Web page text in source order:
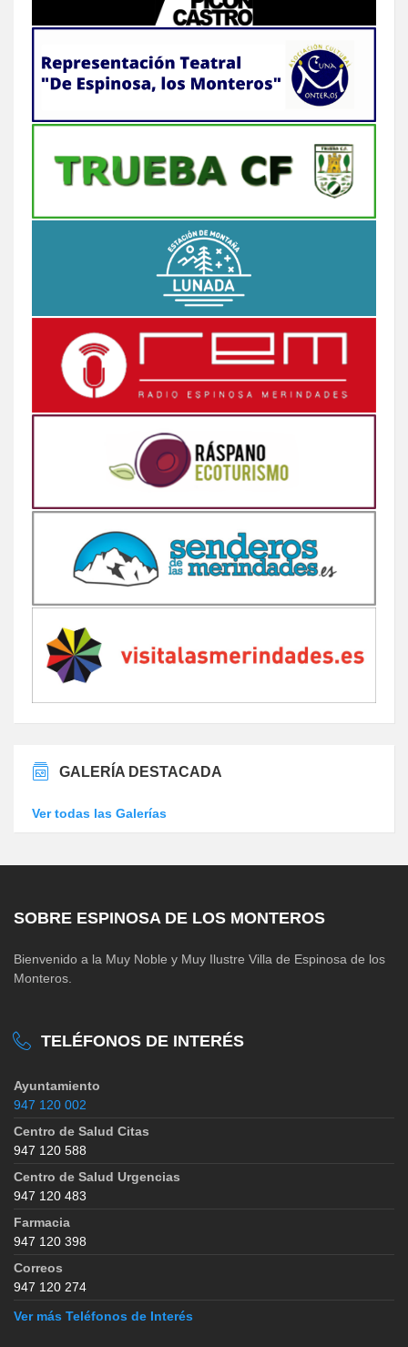
GALERÍA DESTACADA
Ver todas las Galerías
SOBRE ESPINOSA DE LOS MONTEROS
Bienvenido a la Muy Noble y Muy Ilustre Villa de Espinosa de los
Monteros.
TELÉFONOS DE INTERÉS
Ayuntamiento
947 120 002
Centro de Salud Citas
947 120 588
Centro de Salud Urgencias
947 120 483
Farmacia
947 120 398
Correos
947 120 274
Ver más Teléfonos de Interés